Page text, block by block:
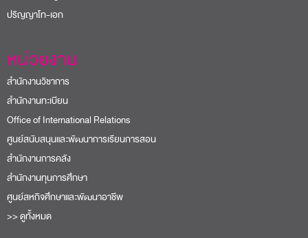
ปริญญาโท-เอก
หน่วยงาน
สำนักงานวิชาการ
สำนักงานทะเบียน
Office of International Relations
ศูนย์สนับสนุนและพัฒนาการเรียนการสอน
สำนักงานการคลัง
สำนักงานทุนการศึกษา
ศูนย์สหกิจศึกษาและพัฒนาอาชีพ
>> ดูทั้งหมด